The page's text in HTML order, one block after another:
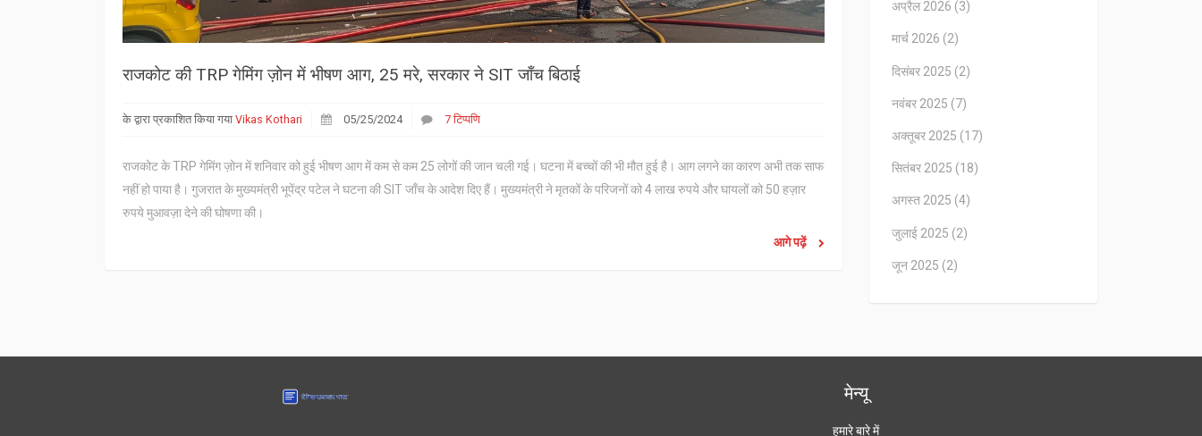
राजकोट की TRP गेमिंग ज़ोन में भीषण आग, 25 मरे, सरकार ने SIT जाँच बिठाई
के द्वारा प्रकाशित किया गया Vikas Kothari 05/25/2024 7 टिप्पणि
राजकोट के TRP गेमिंग ज़ोन में शनिवार को हुई भीषण आग में कम से कम 25 लोगों की जान चली गई। घटना में बच्चों की भी मौत हुई है। आग लगने का कारण अभी तक साफ
नहीं हो पाया है। गुजरात के मुख्यमंत्री भूपेंद्र पटेल ने घटना की SIT जाँच के आदेश दिए हैं। मुख्यमंत्री ने मृतकों के परिजनों को 4 लाख रुपये और घायलों को 50 हज़ार
रुपये मुआवज़ा देने की घोषणा की।
आगे पढ़ें
अप्रैल 2026 (3)
मार्च 2026 (2)
दिसंबर 2025 (2)
नवंबर 2025 (7)
अक्तूबर 2025 (17)
सितंबर 2025 (18)
अगस्त 2025 (4)
जुलाई 2025 (2)
जून 2025 (2)
मेन्यू
हमारे बारे में